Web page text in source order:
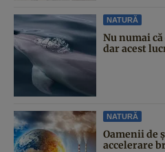
NATURĂ
Nu numai
dar acest
NATURĂ
Oamenii de
accelerare